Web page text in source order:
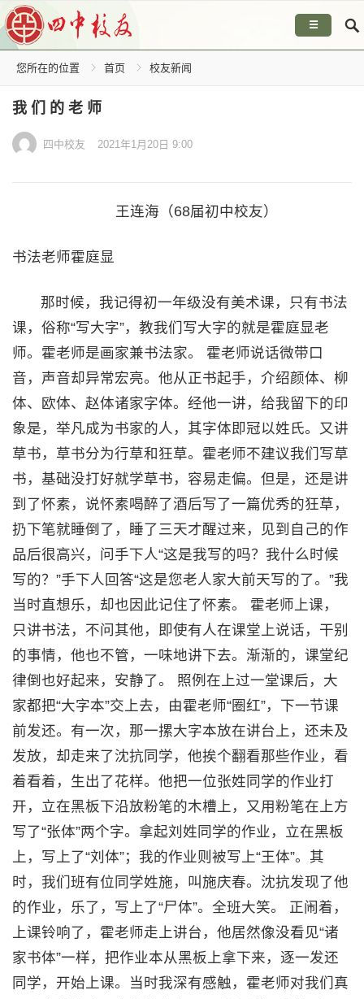
☰
您所在的位置 首页 校友新闻
我 们 的 老 师
四中校友 2021年1月20日 9:00
王连海（68届初中校友）
书法老师霍庭显
那时候，我记得初一年级没有美术课，只有书法
课，俗称“写大字”，教我们写大字的就是霍庭显老
师。霍老师是画家兼书法家。 霍老师说话微带口
音，声音却异常宏亮。他从正书起手，介绍颜体、柳
体、欧体、赵体诸家字体。经他一讲，给我留下的印
象是，举凡成为书家的人，其字体即冠以姓氏。又讲
草书，草书分为行草和狂草。霍老师不建议我们写草
书，基础没打好就学草书，容易走偏。但是，还是讲
到了怀素，说怀素喝醉了酒后写了一篇优秀的狂草，
扔下笔就睡倒了，睡了三天才醒过来，见到自己的作
品后很高兴，问手下人“这是我写的吗？我什么时候
写的？”手下人回答“这是您老人家大前天写的了。”我
当时直想乐，却也因此记住了怀素。 霍老师上课，
只讲书法，不问其他，即使有人在课堂上说话，干别
的事情，他也不管，一味地讲下去。渐渐的，课堂纪
律倒也好起来，安静了。 照例在上过一堂课后，大
家都把“大字本”交上去，由霍老师“圈红”，下一节课
前发还。有一次，那一摞大字本放在讲台上，还未及
发放，却走来了沈抗同学，他挨个翻看那些作业，看
着看着，生出了花样。他把一位张姓同学的作业打
开，立在黑板下沿放粉笔的木槽上，又用粉笔在上方
写了“张体”两个字。拿起刘姓同学的作业，立在黑板
上，写上了“刘体”；我的作业则被写上“王体”。其
时，我们班有位同学姓施，叫施庆春。沈抗发现了他
的作业，乐了，写上了“尸体”。全班大笑。 正闹着，
上课铃响了，霍老师走上讲台，他居然像没看见“诸
家书体”一样，把作业本从黑板上拿下来，逐一发还
同学，开始上课。当时我深有感触，霍老师对我们真